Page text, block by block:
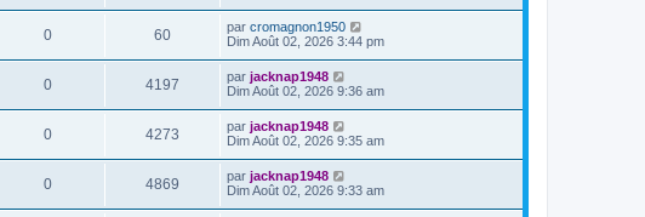
0 60 par cromagnon1950
Dim Août 02, 2026 3:44 pm
0 4197 par jacknap1948
Dim Août 02, 2026 9:36 am
0 4273 par jacknap1948
Dim Août 02, 2026 9:35 am
0 4869 par jacknap1948
Dim Août 02, 2026 9:33 am